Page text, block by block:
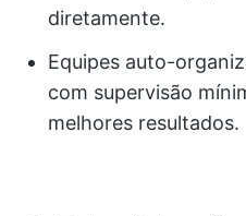
diretamente.
Equipes auto-
com supervisão
melhores resultados.